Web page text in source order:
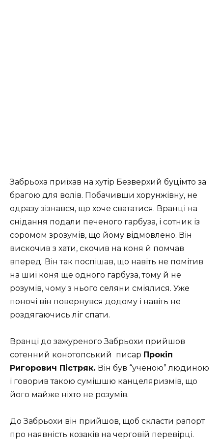
Забрьоха приїхав на хутір Безверхий буцімто за
брагою для волів. Побачивши хорунжівну, не
одразу зізнався, що хоче свататися. Вранці на
снідання подали печеного гарбуза, і сотник із
соромом зрозумів, що йому відмовлено. Він
вискочив з хати, скочив на коня й помчав
вперед. Він так поспішав, що навіть не помітив
на шиї коня ще одного гарбуза, тому й не
розумів, чому з нього селяни сміялися. Уже
поночі він повернувся додому і навіть не
роздягаючись ліг спати.
Вранці до зажуреного Забрьохи прийшов
сотенний конотопський писар Прокіп
Ригорович Пістряк. Він був “ученою” людиною
і говорив такою сумішшю канцеляризмів, що
його майже ніхто не розумів.
До Забрьохи він прийшов, щоб скласти рапорт
про наявність козаків на черговій перевірці.